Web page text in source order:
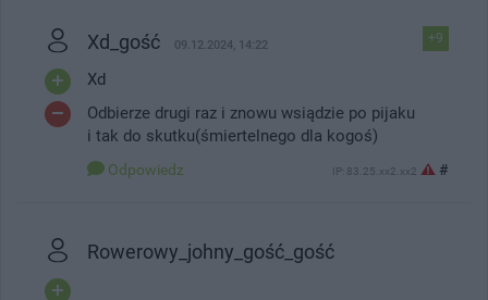
+9
Xd_gość 09.12.2024, 14:22
Xd
Odbierze drugi raz i znowu wsiądzie po pijaku
i tak do skutku(śmiertelnego dla kogoś)
Odpowiedz IP: 83.25.xx2.xx2 #
Rowerowy_johny_gość_gość